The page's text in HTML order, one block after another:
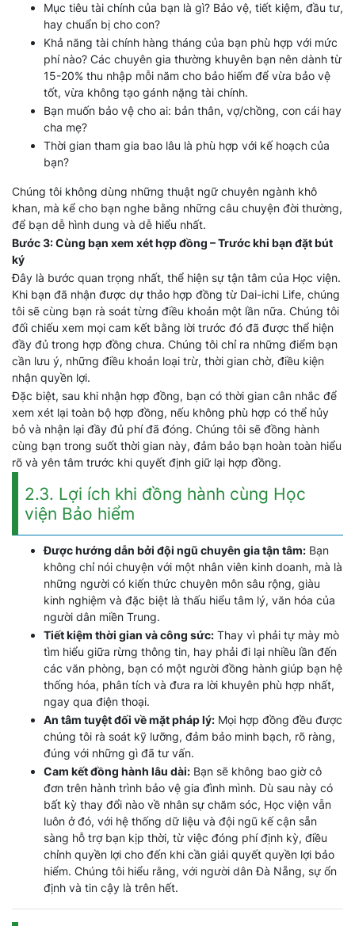
Mục tiêu tài chính của bạn là gì? Bảo vệ, tiết kiệm, đầu tư,
hay chuẩn bị cho con?
Khả năng tài chính hàng tháng của bạn phù hợp với mức
phí nào? Các chuyên gia thường khuyên bạn nên dành từ
15-20% thu nhập mỗi năm cho bảo hiểm để vừa bảo vệ
tốt, vừa không tạo gánh nặng tài chính.
Bạn muốn bảo vệ cho ai: bản thân, vợ/chồng, con cái hay
cha mẹ?
Thời gian tham gia bao lâu là phù hợp với kế hoạch của
bạn?
Chúng tôi không dùng những thuật ngữ chuyên ngành khô
khan, mà kể cho bạn nghe bằng những câu chuyện đời thường,
để bạn dễ hình dung và dễ hiểu nhất.
Bước 3: Cùng bạn xem xét hợp đồng – Trước khi bạn đặt bút
ký
Đây là bước quan trọng nhất, thể hiện sự tận tâm của Học viện.
Khi bạn đã nhận được dự thảo hợp đồng từ Dai-ichi Life, chúng
tôi sẽ cùng bạn rà soát từng điều khoản một lần nữa. Chúng tôi
đối chiếu xem mọi cam kết bằng lời trước đó đã được thể hiện
đầy đủ trong hợp đồng chưa. Chúng tôi chỉ ra những điểm bạn
cần lưu ý, những điều khoản loại trừ, thời gian chờ, điều kiện
nhận quyền lợi.
Đặc biệt, sau khi nhận hợp đồng, bạn có thời gian cân nhắc để
xem xét lại toàn bộ hợp đồng, nếu không phù hợp có thể hủy
bỏ và nhận lại đầy đủ phí đã đóng. Chúng tôi sẽ đồng hành
cùng bạn trong suốt thời gian này, đảm bảo bạn hoàn toàn hiểu
rõ và yên tâm trước khi quyết định giữ lại hợp đồng.
2.3. Lợi ích khi đồng hành cùng Học
viện Bảo hiểm
Được hướng dẫn bởi đội ngũ chuyên gia tận tâm: Bạn
không chỉ nói chuyện với một nhân viên kinh doanh, mà là
những người có kiến thức chuyên môn sâu rộng, giàu
kinh nghiệm và đặc biệt là thấu hiểu tâm lý, văn hóa của
người dân miền Trung.
Tiết kiệm thời gian và công sức: Thay vì phải tự mày mò
tìm hiểu giữa rừng thông tin, hay phải đi lại nhiều lần đến
các văn phòng, bạn có một người đồng hành giúp bạn hệ
thống hóa, phân tích và đưa ra lời khuyên phù hợp nhất,
ngay qua điện thoại.
An tâm tuyệt đối về mặt pháp lý: Mọi hợp đồng đều được
chúng tôi rà soát kỹ lưỡng, đảm bảo minh bạch, rõ ràng,
đúng với những gì đã tư vấn.
Cam kết đồng hành lâu dài: Bạn sẽ không bao giờ cô
đơn trên hành trình bảo vệ gia đình mình. Dù sau này có
bất kỳ thay đổi nào về nhân sự chăm sóc, Học viện vẫn
luôn ở đó, với hệ thống dữ liệu và đội ngũ kế cận sẵn
sàng hỗ trợ bạn kịp thời, từ việc đóng phí định kỳ, điều
chỉnh quyền lợi cho đến khi cần giải quyết quyền lợi bảo
hiểm. Chúng tôi hiểu rằng, với người dân Đà Nẵng, sự ổn
định và tin cậy là trên hết.